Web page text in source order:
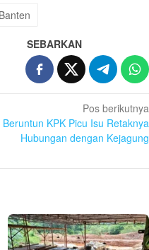
SEBARKAN
Pos berikutnya
Beruntun KPK Picu Isu Retaknya
Hubungan dengan Kejagung